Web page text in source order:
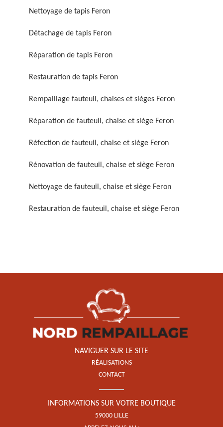
Réparation de fauteuil,
chaise et siège 59
chaise et siège 59
chaise et siège 59
Restauration de fauteuil,
chaise et siège 59
Nettoyage de tapis Feron
Détachage de tapis Feron
Réparation de tapis Feron
Restauration de tapis Feron
Rempaillage fauteuil, chaises et sièges Feron
Réparation de fauteuil, chaise et siège Feron
Réfection de fauteuil, chaise et siège Feron
Rénovation de fauteuil, chaise et siège Feron
Nettoyage de fauteuil, chaise et siège Feron
Restauration de fauteuil, chaise et siège Feron
NAVIGUER SUR LE SITE
RÉALISATIONS
CONTACT
INFORMATIONS SUR VOTRE BOUTIQUE
59000 LILLE